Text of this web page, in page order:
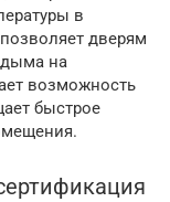
в
дверям
дыма на
возможность
быстрое